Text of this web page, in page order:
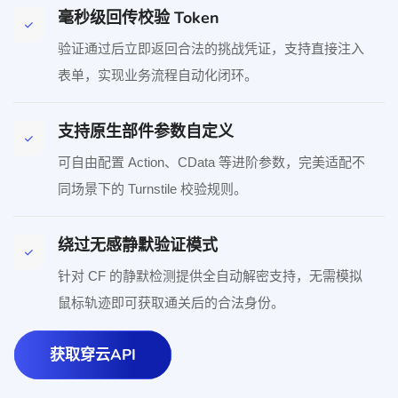
毫秒级回传校验 Token
验证通过后立即返回合法的挑战凭证，支持直接注入
表单，实现业务流程自动化闭环。
支持原生部件参数自定义
可自由配置 Action、CData 等进阶参数，完美适配不
同场景下的 Turnstile 校验规则。
绕过无感静默验证模式
针对 CF 的静默检测提供全自动解密支持，无需模拟
鼠标轨迹即可获取通关后的合法身份。
获取穿云API